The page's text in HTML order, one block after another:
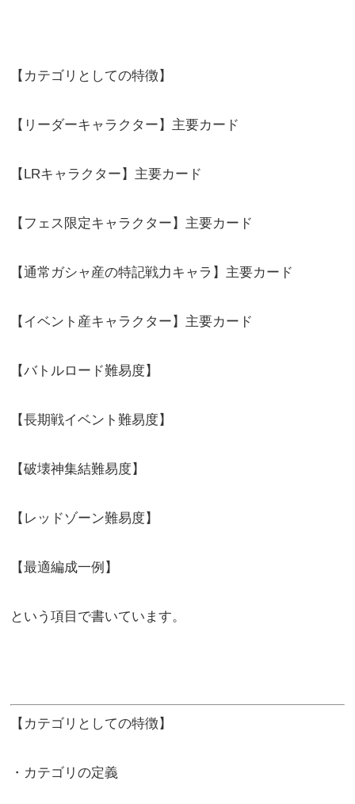
【カテゴリとしての特徴】
【リーダーキャラクター】主要カード
【LRキャラクター】主要カード
【フェス限定キャラクター】主要カード
【通常ガシャ産の特記戦力キャラ】主要カード
【イベント産キャラクター】主要カード
【バトルロード難易度】
【長期戦イベント難易度】
【破壊神集結難易度】
【レッドゾーン難易度】
【最適編成一例】
という項目で書いています。
【カテゴリとしての特徴】
・カテゴリの定義